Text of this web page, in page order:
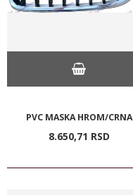
PVC MASKA HROM/CRNA
8.650,71 RSD